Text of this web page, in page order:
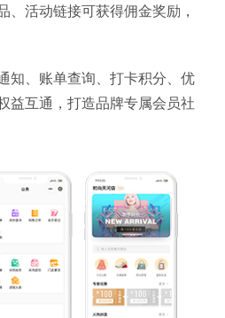
、活动链接可获得佣金奖励，
知、账单查询、打卡积分、优
益互通，打造品牌专属会员社